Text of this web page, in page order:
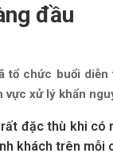
đầu
tổ chức buổi
xử lý khẩn
đặc thù khi
khách trên mỗi